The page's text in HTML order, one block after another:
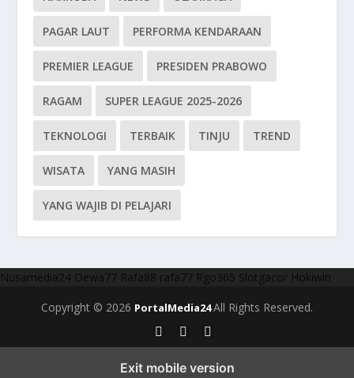
PAGAR LAUT PERFORMA KENDARAAN
PREMIER LEAGUE PRESIDEN PRABOWO
RAGAM SUPER LEAGUE 2025-2026
TEKNOLOGI TERBAIK TINJU TREND
WISATA YANG MASIH
YANG WAJIB DI PELAJARI
Nusamedia24 Dewa77 Rafa88 rafa77 Rgo365 Slotgacor Hokiwin
Copyright © 2026 PortalMedia24All Rights Reserved.
Exit mobile version